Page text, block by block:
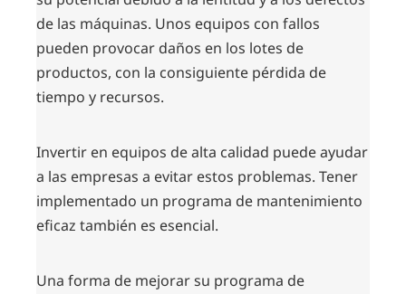
de las máquinas. Unos equipos con fallos
pueden provocar daños en los lotes de
productos, con la consiguiente pérdida de
tiempo y recursos.
Invertir en equipos de alta calidad puede ayudar
a las empresas a evitar estos problemas. Tener
implementado un programa de mantenimiento
eficaz también es esencial.
Una forma de mejorar su programa de